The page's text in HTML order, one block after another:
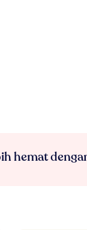
hemat